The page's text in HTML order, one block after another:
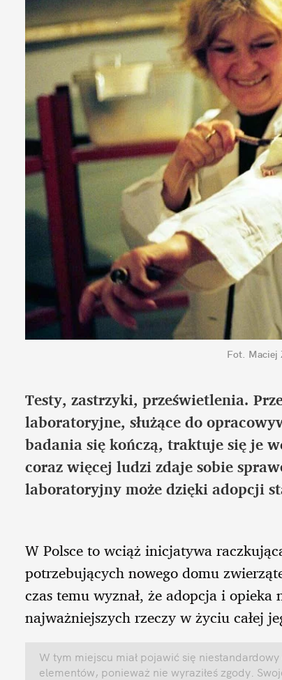
Fot. Maciej
Testy, zastrzyki, prześwietlenia.
laboratoryjne, służące do
badania się kończą, traktuje się je
coraz więcej ludzi zdaje sobie
laboratoryjny może dzięki adopcji
W Polsce to wciąż inicjatywa
potrzebujących nowego domu
czas temu wyznał, że adopcja i
najważniejszych rzeczy w życiu całej
W tym miejscu miał pojawić się
elementów, ponieważ nie wyraziłeś zgody.